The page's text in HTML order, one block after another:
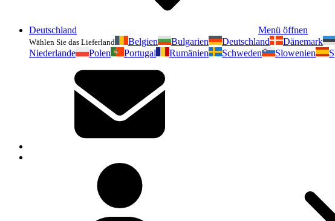
Deutschland Menü öffnen
Wählen Sie das Lieferland Belgien Bulgarien Deutschland Dänemark
Niederlande
Polen Portugal Rumänien Schweden Slowenien